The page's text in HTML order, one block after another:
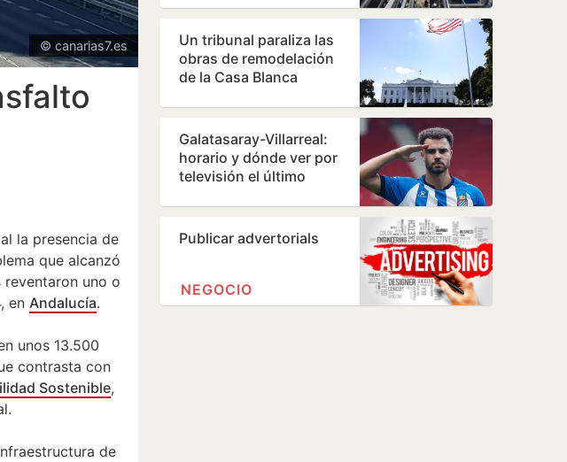
© canarias7.es
la presencia de
que alcanzó
uno o
en Andalucía.
unos 13.500
contrasta con
Sostenible,
de
directiva…
Un tribunal paraliza las
obras de remodelación
de la Casa Blanca
Galatasaray-Villarreal:
horario y dónde ver por
televisión el último
pretemporada del…
Publicar advertorials
NEGOCIO